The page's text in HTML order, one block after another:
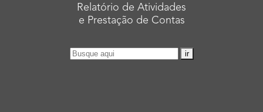
Relatório de Atividades
e Prestação de Contas
Pesquisar